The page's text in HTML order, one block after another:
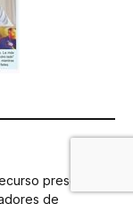
presentado
de